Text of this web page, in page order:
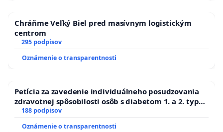
Chráňme Veľký Biel pred masívnym logistickým
centrom
295 podpisov
Oznámenie o transparentnosti
Petícia za zavedenie individuálneho posudzovania
zdravotnej spôsobilosti osôb s diabetom 1. a 2. typu
pri prijímaní do Policajného zboru SR
188 podpisov
Oznámenie o transparentnosti